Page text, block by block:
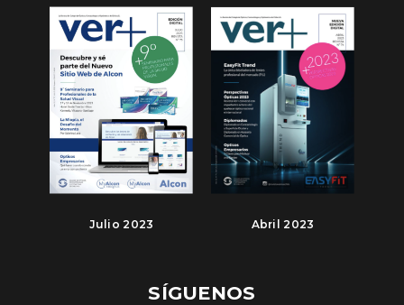
Julio 2023 Abril 2023
SÍGUENOS